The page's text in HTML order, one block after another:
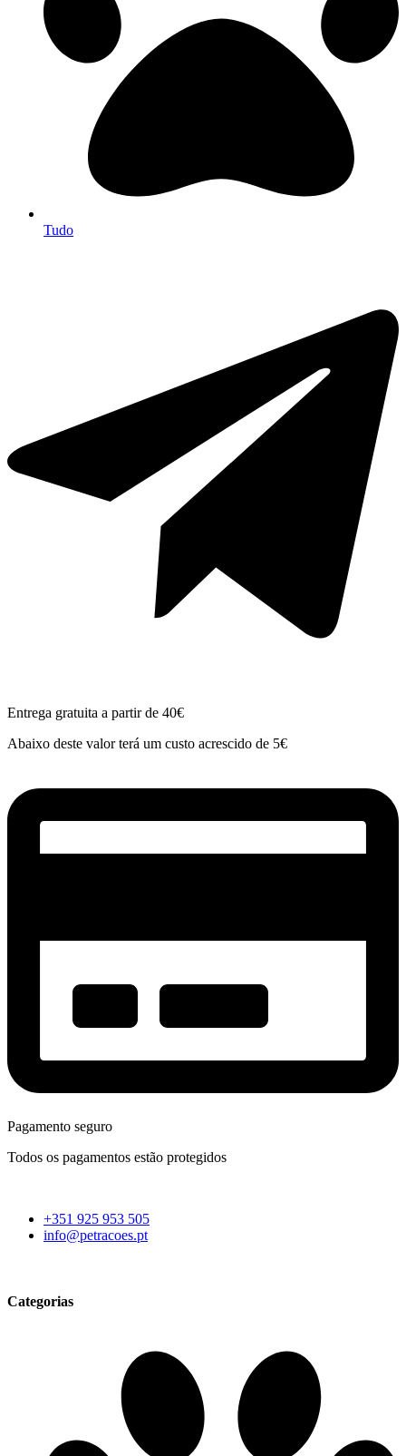
Tudo
Entrega gratuita a partir de 40€
Abaixo deste valor terá um custo acrescido de 5€
Pagamento seguro
Todos os pagamentos estão protegidos
+351 925 953 505
info@petracoes.pt
Categorias